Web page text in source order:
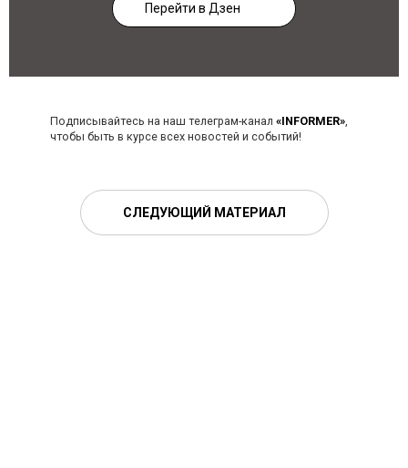
Перейти в Дзен
Подписывайтесь на наш телеграм-канал «INFORMER»,
чтобы быть в курсе всех новостей и событий!
СЛЕДУЮЩИЙ МАТЕРИАЛ